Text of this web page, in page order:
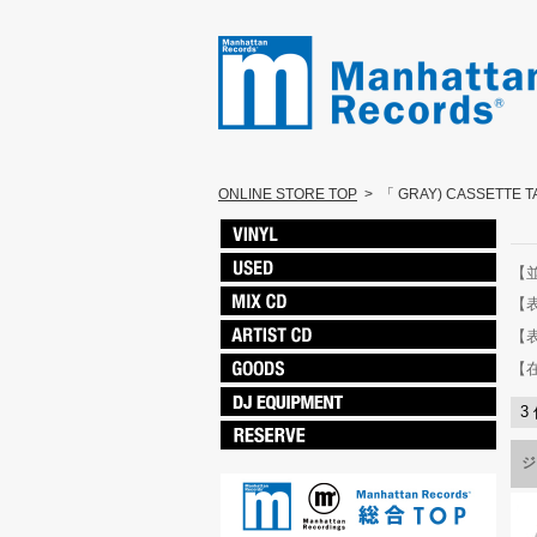
ONLINE STORE TOP > 「 GRAY) CASSETTE
【
【
【
【
3